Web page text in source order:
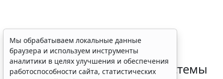
Определены особенности
включения частных
медорганизаций в реестр системы
Мы обрабатываем локальные данные
браузера и используем инструменты
аналитики в целях улучшения и обеспечения
работоспособности сайта, статистических